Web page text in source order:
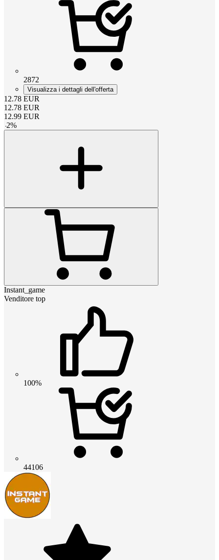
2872
Visualizza i dettagli dell'offerta
12.78 EUR
12.78 EUR
12.99 EUR
-2%
Instant_game
Venditore top
100%
44106